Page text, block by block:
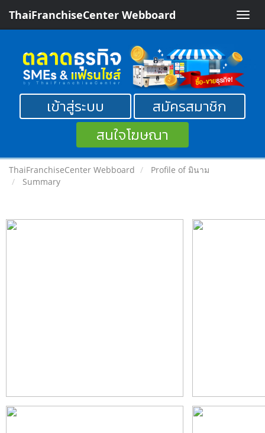
Toggle
ThaiFranchiseCenter Webboard
เข้าสู่ระบบ
สมัครสมาชิก
สนใจโฆษณา
ThaiFranchiseCenter Webboard
Profile of มินาม
Summary